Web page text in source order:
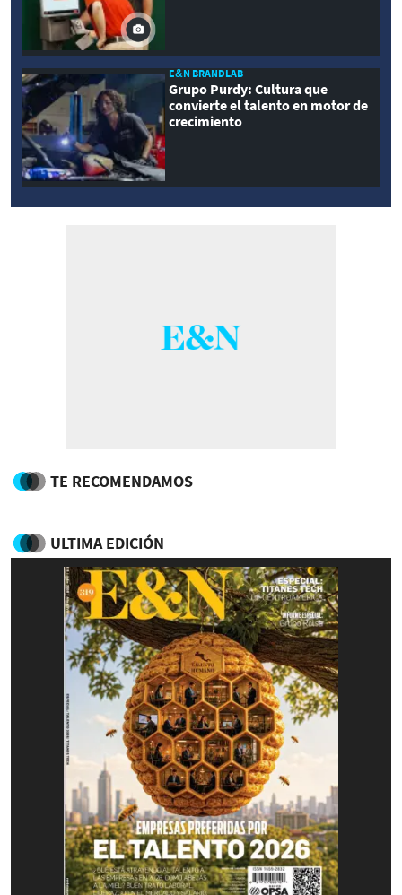
E&N BRANDLAB
Grupo Purdy: Cultura que
convierte el talento en motor de
crecimiento
TE RECOMENDAMOS
ULTIMA EDICIÓN